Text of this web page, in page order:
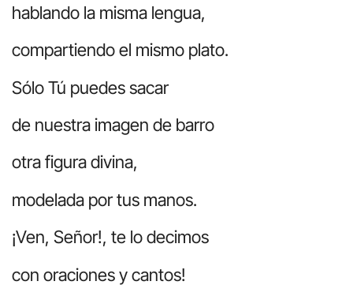
hablando la misma lengua,
compartiendo el mismo plato.
Sólo Tú puedes sacar
de nuestra imagen de barro
otra figura divina,
modelada por tus manos.
¡Ven, Señor!, te lo decimos
con oraciones y cantos!